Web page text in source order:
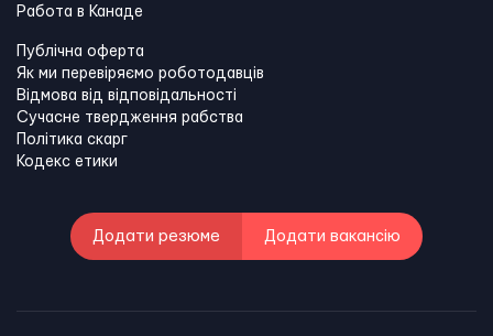
Работа в Канадe
Публічна оферта
Як ми перевіряємо роботодавців
Відмова від відповідальності
Сучасне твердження рабства
Політика скарг
Кодекс етики
Додати резюме Додати вакансію